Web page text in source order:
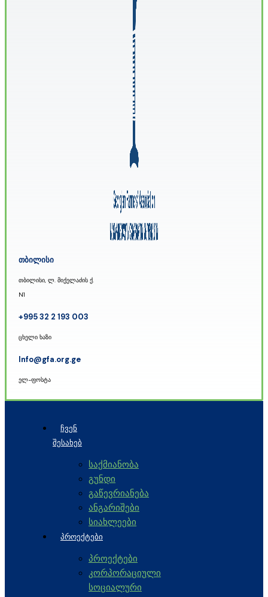
თბილისი
თბილისი, ლ. მიქელაძის ქ.
N1
+995 32 2 193 003
ცხელი ხაზი
Info@gfa.org.ge
ელ-ფოსტა
ᲩᲕᲔᲜ
ᲨᲔᲡᲐᲮᲔᲑ
საქმიანობა
გუნდი
გაწევრიანება
ანგარიშები
სიახლეები
ᲞᲠᲝᲔᲥᲢᲔᲑᲘ
პროექტები
კორპორაციული
სოციალური